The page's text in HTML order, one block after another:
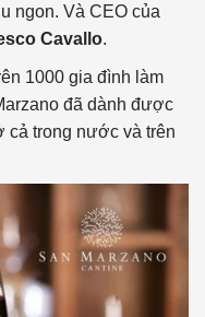
ngon. Và CEO của
Cavallo.
1000 gia đình làm
đã dành được
trong nước và trên